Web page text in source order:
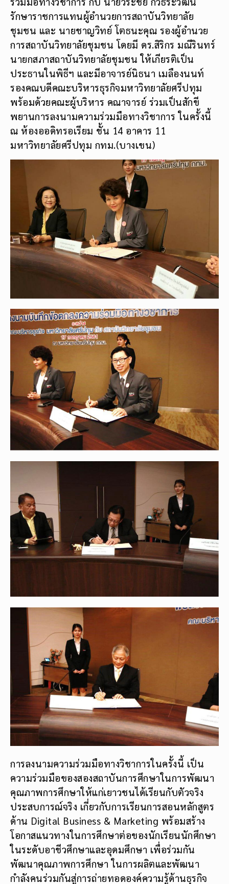
รักษาราชการแทนผู้อำนวยการสถาบันวิทยาลัย
ชุมชน และ นายชาญวิทย์ โตธนะคุณ รองผู้อำนวย
การสถาบันวิทยาลัยชุมชน โดยมี ดร.สิริกร มณีรินทร์
นายกสภาสถาบันวิทยาลัยชุมชน ให้เกียรติเป็น
ประธานในพิธีฯ และมีอาจารย์นิธนา เมลืองนนท์
รองคณบดีคณะบริหารธุรกิจมหาวิทยาลัยศรีปทุม
พร้อมด้วยคณะผู้บริหาร คณาจารย์ ร่วมเป็นสักขี
พยานการลงนามความร่วมมือทางวิชาการ ในครั้งนี้
ณ ห้องออดิทรอเรียม ชั้น 14 อาคาร 11
มหาวิทยาลัยศรีปทุม กทม.(บางเขน)
การลงนามความร่วมมือทางวิชาการในครั้งนี้ เป็น
ความร่วมมือของสองสถาบันการศึกษาในการพัฒนา
คุณภาพการศึกษาให้แก่เยาวชนได้เรียนกับตัวจริง
ประสบการณ์จริง เกี่ยวกับการเรียนการสอนหลักสูตร
ด้าน Digital Business & Marketing พร้อมสร้าง
โอกาสแนวทางในการศึกษาต่อของนักเรียนนักศึกษา
ในระดับอาชีวศึกษาและอุดมศึกษา เพื่อร่วมกัน
พัฒนาคุณภาพการศึกษา ในการผลิตและพัฒนา
กำลังคนร่วมกันสู่การถ่ายทอดองค์ความรู้ด้านธุรกิจ